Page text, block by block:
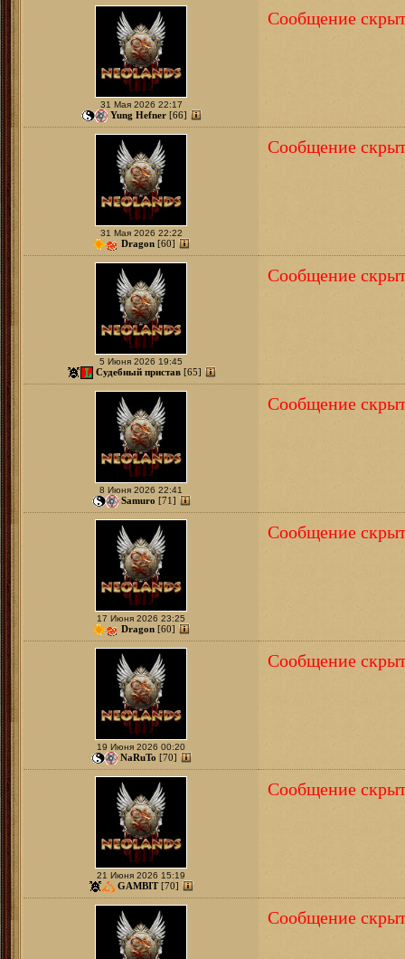
31 Мая 2026 22:17
Yung Hefner [66]
Сообщение
31 Мая 2026 22:22
Dragon [60]
Сообщение
5 Июня 2026 19:45
Судебный пристав [65]
Сообщение
8 Июня 2026 22:41
Samuro [71]
Сообщение
17 Июня 2026 23:25
Dragon [60]
Сообщение
19 Июня 2026 00:20
NaRuTo [70]
Сообщение
21 Июня 2026 15:19
GAMBIT [70]
Сообщение
Сообщение